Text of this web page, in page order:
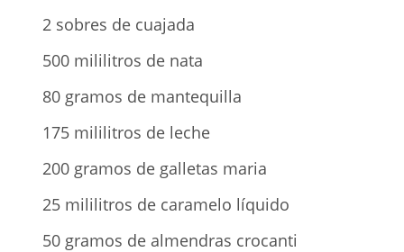
2 sobres de cuajada
500 mililitros de nata
80 gramos de mantequilla
175 mililitros de leche
200 gramos de galletas maria
25 mililitros de caramelo líquido
50 gramos de almendras crocanti